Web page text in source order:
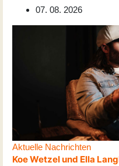
07. 08. 2026
Aktuelle Nachrichten
Koe Wetzel und Ella